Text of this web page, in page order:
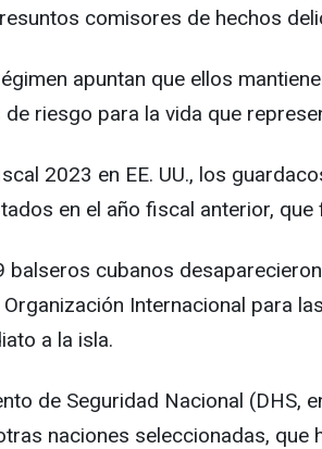
comisores de hechos
apuntan que ellos
riesgo para la vida que
2023 en EE. UU., los
en el año fiscal anterior,
balseros cubanos
Internacional para
a la isla.
de Seguridad Nacional (DHS,
naciones seleccionadas,